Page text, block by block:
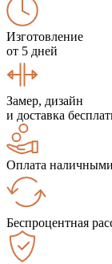
Изготовление
от 5 дней
Замер, дизайн
и доставка
Оплата
Беспроцентная